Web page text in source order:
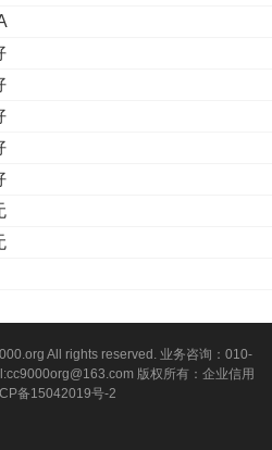
All rights reserved. 业务咨询：010-
版权所有：企业信用
备15042019号-2